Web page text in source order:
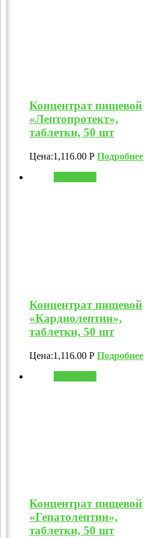
Концентрат пищевой
«Лептопротект»,
таблетки, 50 шт
Цена:1,116.00 Р Подробнее
Концентрат пищевой
«Кардиолептин»,
таблетки, 50 шт
Цена:1,116.00 Р Подробнее
Концентрат пищевой
«Гепатолептин»,
таблетки, 50 шт